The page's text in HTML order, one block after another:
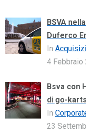
BSVA
Duferco
In
4 Febbraio
Bsva con
di go-
In
23